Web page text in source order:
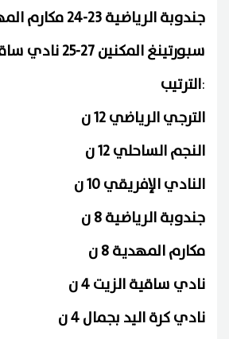
جندوبة الرياضية 23-24 مكارم المهدية
سبورتينغ المكنين 27-25 نادي ساقية الزيت
الترتيب:
الترجي الرياضي 12 ن
النجم الساحلي 12 ن
النادي الإفريقي 10 ن
جندوبة الرياضية 8 ن
مكارم المهدية 8 ن
نادي ساقية الزيت 4 ن
نادي كرة اليد بجمال 4 ن